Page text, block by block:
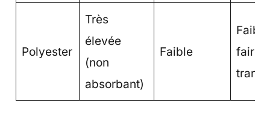
Polyester
Très
élevée
(non
absorbant)
Faible
faire